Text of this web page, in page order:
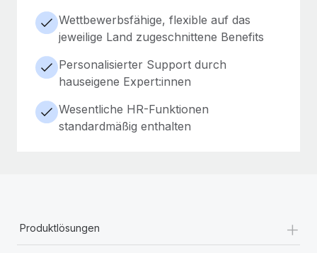
Wettbewerbsfähige, flexible auf das
jeweilige Land zugeschnittene Benefits
Personalisierter Support durch
hauseigene Expert:innen
Wesentliche HR-Funktionen
standardmäßig enthalten
Produktlösungen +